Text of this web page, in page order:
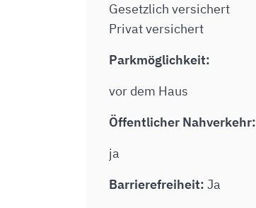
Gesetzlich versichert
Privat versichert
Parkmöglichkeit:
vor dem Haus
Öffentlicher Nahverkehr:
ja
Barrierefreiheit: Ja